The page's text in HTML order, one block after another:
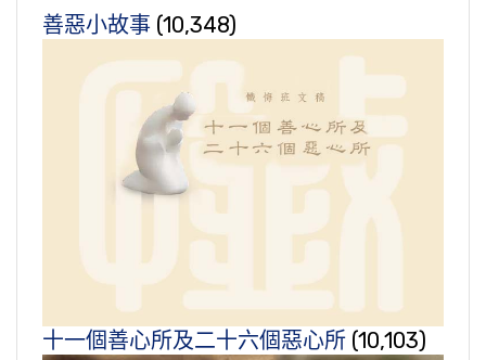
善惡小故事 (10,348)
十一個善心所及二十六個惡心所 (10,103)